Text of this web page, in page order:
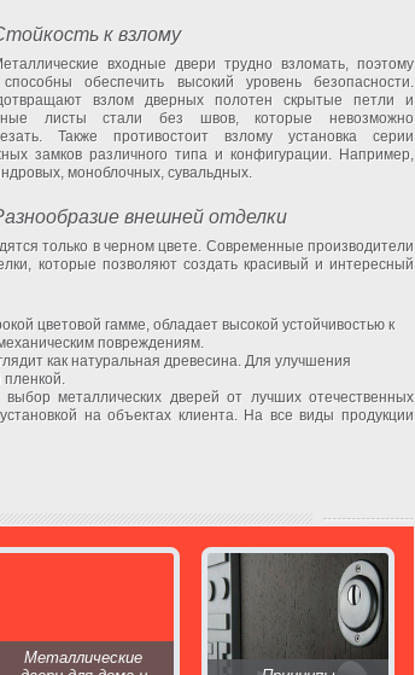
к взлому
входные двери трудно взломать, поэтому
обеспечить высокий уровень безопасности.
взлом дверных полотен скрытые петли и
листы стали без швов, которые невозможно
Также противостоит взлому установка серии
замков различного типа и конфигурации. Например,
моноблочных, сувальдных.
внешней отделки
только в черном цвете. Современные производители
которые позволяют создать красивый и интересный
цветовой гамме, обладает высокой устойчивостью к
повреждениям.
как натуральная древесина. Для улучшения
пленкой.
металлических дверей от лучших отечественных
на объектах клиента. На все виды продукции
Металлические